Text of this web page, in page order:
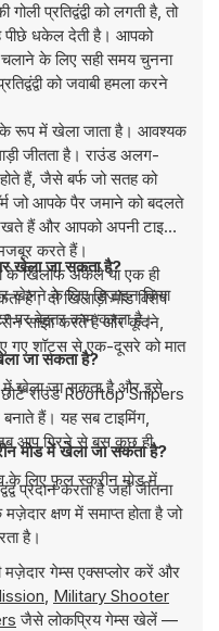
प्रतिद्वंद्वी को लगती है, तो
पीछे धकेल देती है। आपको
चलाने के लिए सही समय चुनना
को जवाबी हमला करने
के रूप में खेला जाता है। आवश्यक
जीतता है। राउंड अलग-
हैं, जैसे बर्फ जो सतह को
जो आपके पैर जमाने को बदलते
हैं और आपको अपनी टाइमिंग
करते हैं।
के खिलाफ अकेले या एक ही
है। दो खिलाड़ी मोड विशेष
साझा करते हैं और कूदने,
गए शॉट्स से एक-दूसरे को मात
राउंड Rooftop Snipers
हैं। यह सब टाइमिंग,
आप गिरने से बस कुछ ही
प्रदान करता है जहाँ जीतना
क्षण में समाप्त होता है जो
है।
खेला जा सकता है?
खेलने के लिए डिज़ाइन किया
पर बेहतर काम करता है।
जा सकता है?
खेला जा सकता है और इसे
मोड में खेला जा सकता है?
लिए फ़ुल स्क्रीन मोड में
गेम्स एक्सप्लोर करें और
, Military Shooter
जैसे लोकप्रिय गेम्स खेलें —